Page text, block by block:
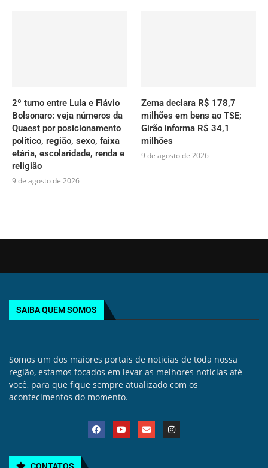
2º turno entre Lula e Flávio
Bolsonaro: veja números da
Quaest por posicionamento
político, região, sexo, faixa
etária, escolaridade, renda e
religião
9 de agosto de 2026
Zema declara R$ 178,7
milhões em bens ao TSE;
Girão informa R$ 34,1
milhões
9 de agosto de 2026
SAIBA QUEM SOMOS
Somos um dos maiores portais de noticias de toda nossa
região, estamos focados em levar as melhores noticias até
você, para que fique sempre atualizado com os
acontecimentos do momento.
CONTATOS